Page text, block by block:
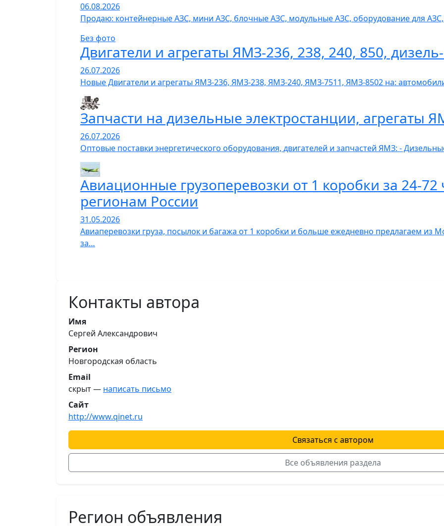
06.08.2026
Продаю: контейнерные АЗС, мини АЗС, блочные АЗС, модульные АЗС, оборудование для
Без фото
Двигатели и агрегаты ЯМЗ-236, 238, 240, 850,
26.07.2026
Новые Двигатели и агрегаты ЯМЗ-236, ЯМЗ-238, ЯМЗ-240, ЯМЗ-7511, ЯМЗ-8502 на:
Запчасти на дизельные электростанции, агрегаты
26.07.2026
Оптовые поставки энергетического оборудования, двигателей и запчастей ЯМЗ: -
Авиационные грузоперевозки от 1 коробки за 24-
регионам России
31.05.2026
Авиаперевозки груза, посылок и багажа от 1 коробки и больше ежедневно предлагаем из
за…
Контакты автора
Имя
Сергей Александрович
Регион
Новгородская область
Email
скрыт — написать письмо
Сайт
http://www.qinet.ru
Связаться с автором
Все объявления раздела
Регион объявления